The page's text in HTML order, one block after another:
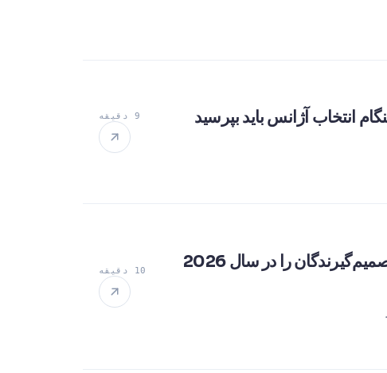
9 دقیقه
با ارسال تنها کاتالوگ نمی‌توانید فروش کنید: کانال‌های ایمیل معرفی شرکت که تصمیم‌گیرندگان را در سال 2026
10 دقیقه